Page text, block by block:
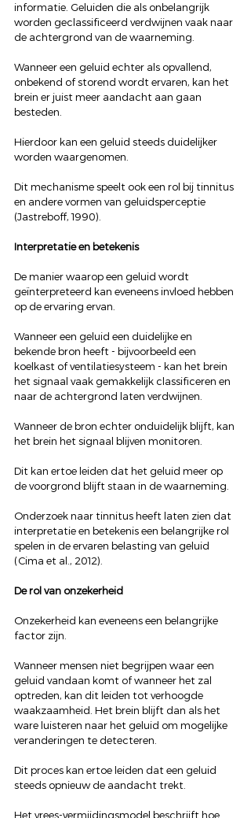
informatie. Geluiden die als onbelangrijk
worden geclassificeerd verdwijnen vaak naar
de achtergrond van de waarneming.
Wanneer een geluid echter als opvallend,
onbekend of storend wordt ervaren, kan het
brein er juist meer aandacht aan gaan
besteden.
Hierdoor kan een geluid steeds duidelijker
worden waargenomen.
Dit mechanisme speelt ook een rol bij tinnitus
en andere vormen van geluidsperceptie
(Jastreboff, 1990).
Interpretatie en betekenis
De manier waarop een geluid wordt
geïnterpreteerd kan eveneens invloed hebben
op de ervaring ervan.
Wanneer een geluid een duidelijke en
bekende bron heeft - bijvoorbeeld een
koelkast of ventilatiesysteem - kan het brein
het signaal vaak gemakkelijk classificeren en
naar de achtergrond laten verdwijnen.
Wanneer de bron echter onduidelijk blijft, kan
het brein het signaal blijven monitoren.
Dit kan ertoe leiden dat het geluid meer op
de voorgrond blijft staan in de waarneming.
Onderzoek naar tinnitus heeft laten zien dat
interpretatie en betekenis een belangrijke rol
spelen in de ervaren belasting van geluid
(Cima et al., 2012).
De rol van onzekerheid
Onzekerheid kan eveneens een belangrijke
factor zijn.
Wanneer mensen niet begrijpen waar een
geluid vandaan komt of wanneer het zal
optreden, kan dit leiden tot verhoogde
waakzaamheid. Het brein blijft dan als het
ware luisteren naar het geluid om mogelijke
veranderingen te detecteren.
Dit proces kan ertoe leiden dat een geluid
steeds opnieuw de aandacht trekt.
Het vrees-vermijdingsmodel beschrijft hoe